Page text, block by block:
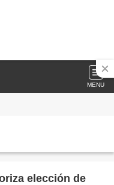
MENU
elección de